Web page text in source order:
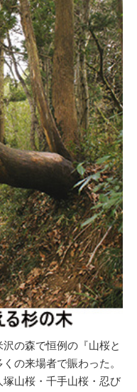
の森で恒例の『山桜と
の来場者で賑わった。
山桜・千手山桜・忍び